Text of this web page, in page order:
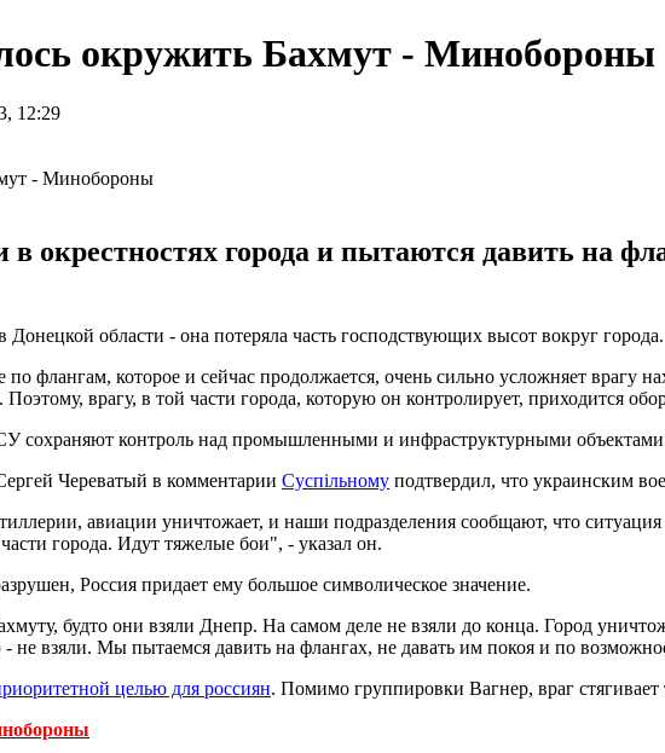
окружить Бахмут - Минобороны
12:29
окрестностях города и пытаются давить на
области - она потеряла часть господствующих высот вокруг
флангам, которое и сейчас продолжается, очень сильно усложняет врагу
врагу, в той части города, которую он контролирует, приходится
сохраняют контроль над промышленными и инфраструктурными объектами
Череватый в комментарии Суспільному подтвердил, что украинским
авиации уничтожает, и наши подразделения сообщают, что
города. Идут тяжелые бои", - указал он.
Россия придает ему большое символическое значение.
будто они взяли Днепр. На самом деле не взяли до конца. Город
не взяли. Мы пытаемся давить на флангах, не давать им покоя и по
целью для россиян. Помимо группировки Вагнер, враг